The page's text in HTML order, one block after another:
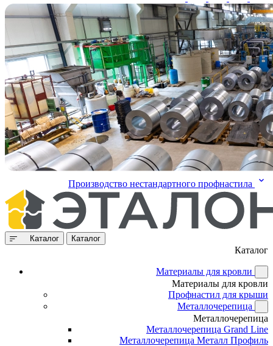
Производство нестандартного профнастила
Каталог Каталог
Каталог
Материалы для кровли
Материалы для кровли
Профнастил для крыши
Металлочерепица
Металлочерепица
Металлочерепица Grand Line
Металлочерепица Металл Профиль